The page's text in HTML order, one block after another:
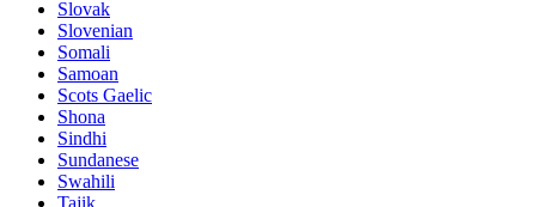
Slovak
Slovenian
Somali
Samoan
Scots Gaelic
Shona
Sindhi
Sundanese
Swahili
Tajik